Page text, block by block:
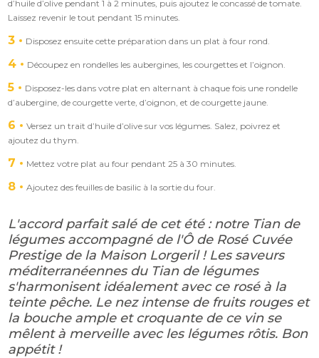
d’huile d’olive pendant 1 à 2 minutes, puis ajoutez le concassé de tomate.
Laissez revenir le tout pendant 15 minutes.
3 Disposez ensuite cette préparation dans un plat à four rond.
4 Découpez en rondelles les aubergines, les courgettes et l’oignon.
5
Disposez-les dans votre plat en alternant à chaque fois une rondelle
d’aubergine, de courgette verte, d’oignon, et de courgette jaune.
6
Versez un trait d’huile d’olive sur vos légumes. Salez, poivrez et
ajoutez du thym.
7 Mettez votre plat au four pendant 25 à 30 minutes.
8 Ajoutez des feuilles de basilic à la sortie du four.
L'accord parfait salé de cet été : notre Tian de
légumes accompagné de l'Ô de Rosé Cuvée
Prestige de la Maison Lorgeril ! Les saveurs
méditerranéennes du Tian de légumes
s'harmonisent idéalement avec ce rosé à la
teinte pêche. Le nez intense de fruits rouges et
la bouche ample et croquante de ce vin se
mêlent à merveille avec les légumes rôtis. Bon
appétit !